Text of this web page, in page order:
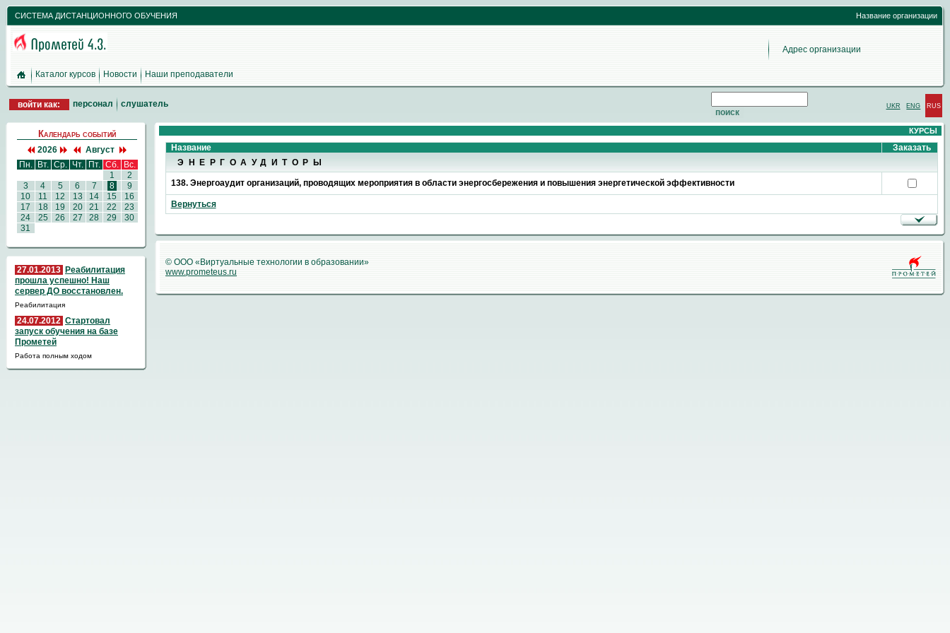
СИСТЕМА ДИСТАНЦИОННОГО ОБУЧЕНИЯ Название организации
Адрес организации
Каталог курсов Новости Наши преподаватели
войти как: персонал слушатель RUS
ENG
UKR
Календарь событий
2026
Август
Пн.
Вт. Ср. Чт. Пт. Сб.
Вс.
1
2
3
4 5 6 7 8
9
10
11 12 13 14 15
16
17
18 19 20 21 22
23
24
25 26 27 28 29
30
31
27.01.2013 Реабилитация
прошла успешно! Наш
сервер ДО восстановлен.
Реабилитация
24.07.2012 Стартовал
запуск обучения на базе
Прометей
Работа полным ходом
КУРСЫ
Название
Заказать
ЭНЕРГОАУДИТОРЫ
138. Энергоаудит организаций, проводящих мероприятия в области энергосбережения и повышения энергетической эффективности
Вернуться
© ООО «Виртуальные технологии в образовании»
www.prometeus.ru